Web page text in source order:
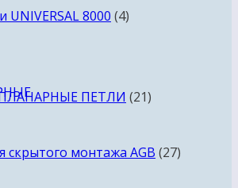
UNIVERSAL 8000 4товара
ПЕТЛИ 21товар
скрытого монтажа AGB 2727